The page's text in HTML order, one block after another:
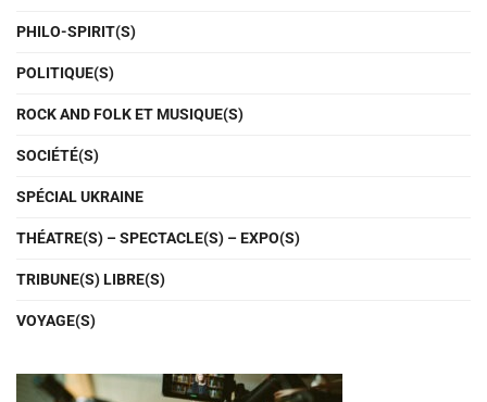
PHILO-SPIRIT(S)
POLITIQUE(S)
ROCK AND FOLK ET MUSIQUE(S)
SOCIÉTÉ(S)
SPÉCIAL UKRAINE
THÉATRE(S) – SPECTACLE(S) – EXPO(S)
TRIBUNE(S) LIBRE(S)
VOYAGE(S)